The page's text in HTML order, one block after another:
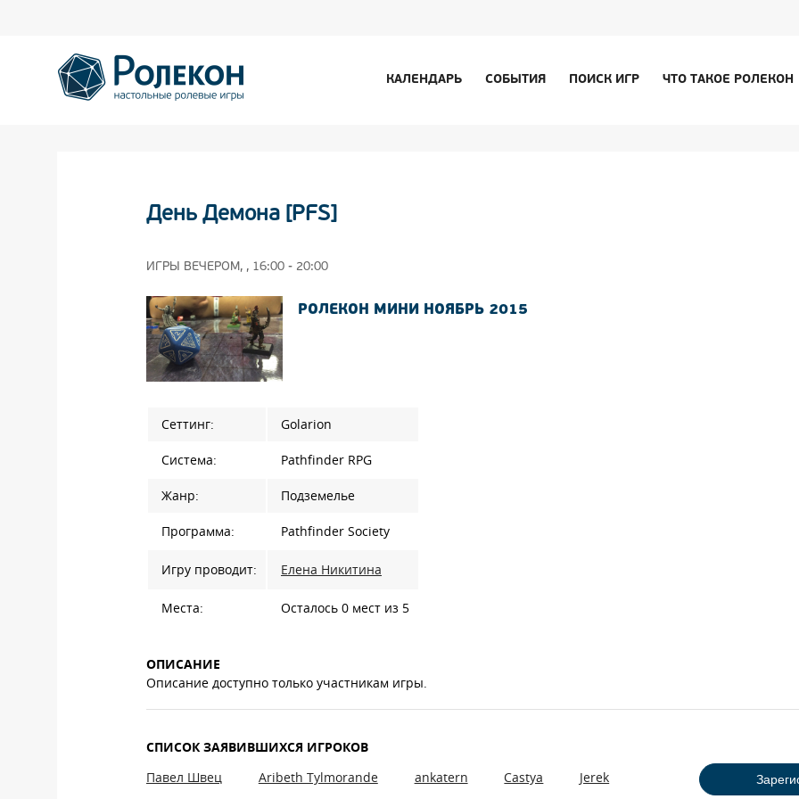
КАЛЕНДАРЬ СОБЫТИЯ ПОИСК ИГР ЧТО ТАКОЕ РОЛЕКОН
День Демона [PFS]
ИГРЫ ВЕЧЕРОМ, , 16:00 - 20:00
РОЛЕКОН МИНИ НОЯБРЬ 2015
Сеттинг: Golarion
Система: Pathfinder RPG
Жанр: Подземелье
Программа: Pathfinder Society
Игру проводит: Елена Никитина
Места: Осталось 0 мест из 5
ОПИСАНИЕ
Описание доступно только участникам игры.
СПИСОК ЗАЯВИВШИХСЯ ИГРОКОВ
Павел Швец Aribeth Tylmorande ankatern Castya Jerek